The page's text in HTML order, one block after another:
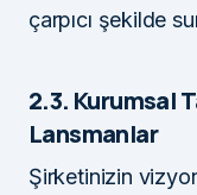
çarpıcı şekilde
2.3. Kurumsal
Lansmanlar
Şirketinizin